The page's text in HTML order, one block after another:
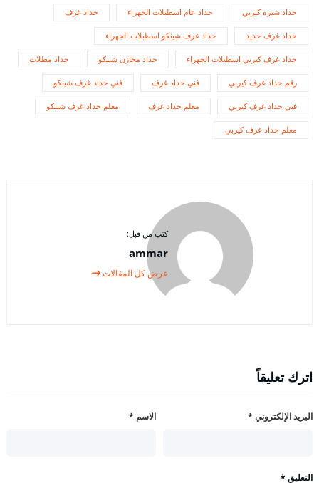
حداد شبره كيربي حداد عام اسطبلات الجهراء حداد غرف
حداد غرف حديد حداد غرف شينكو اسطبلات الجهراء
حداد غرف كيربي اسطبلات الجهراء حداد مخازن شينكو حداد مظلات
رقم حداد غرف كيربي فني حداد غرف فني حداد غرف شينكو
فني حداد غرف كيربي معلم حداد غرف معلم حداد غرف شينكو
معلم حداد غرف كيربي
كتب من قبل:
ammar
عرض كل المقالات
اترك تعليقاً
الاسم * البريد الإلكتروني *
التعليق *